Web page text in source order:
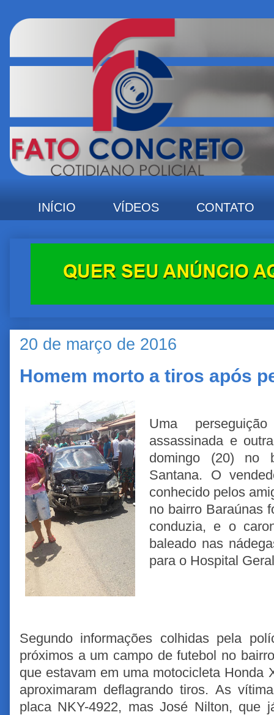
INÍCIO VÍDEOS CONTATO
20 de março de 2016
Homem morto a tiros após
Uma
assassinada e
domingo (20) no
Santana. O
conhecido pelos
no bairro Baraúnas
conduzia, e o
baleado nas
para o Hospital
Segundo informações colhidas pela
próximos a um campo de futebol no
que estavam em uma motocicleta Honda
aproximaram deflagrando tiros. As
placa NKY-4922, mas José Nilton, que